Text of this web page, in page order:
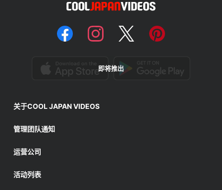
即将推出
关于COOL JAPAN VIDEOS
管理团队通知
运营公司
活动列表